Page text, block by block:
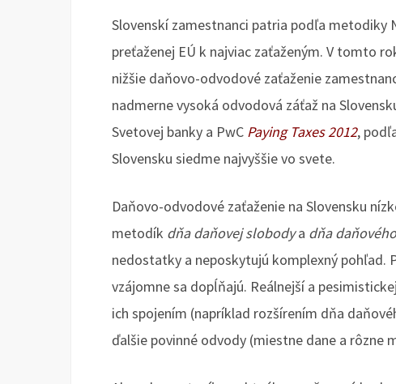
Slovenskí zamestnanci patria podľa metodiky
preťaženej EÚ k najviac zaťaženým. V tomto
nižšie daňovo-odvodové zaťaženie
nadmerne vysoká odvodová záťaž na
Svetovej banky a PwC Paying Taxes 2012,
Slovensku siedme najvyššie vo svete.
Daňovo-odvodové zaťaženie na Slovensku
metodík dňa daňovej slobodya dňa
nedostatky a neposkytujú komplexný pohľad.
vzájomne sa dopĺňajú. Reálnejší a
ich spojením (napríklad rozšírením dňa
ďalšie povinné odvody (miestne dane a rôzne